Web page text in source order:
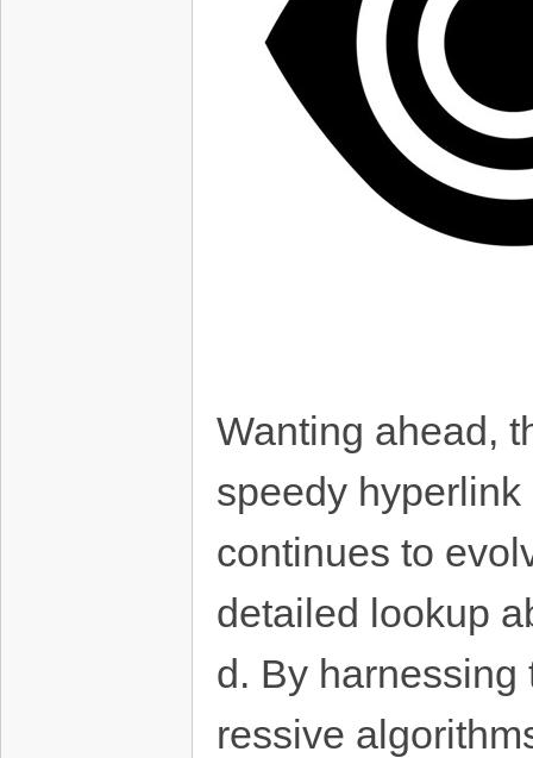
Wanting ahead,
speedy
continues to
detailed lookup
d. By
ressive